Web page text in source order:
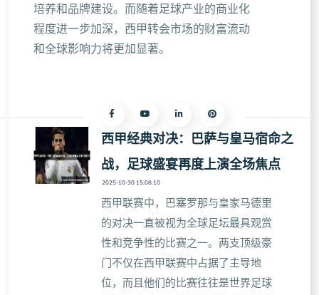
培养和品牌建设。而随着足球产业的商业化
程度进一步加深，西甲转会市场的财富流动
和全球影响力将更加显著。
西甲经典对决：巴萨与皇马宿命之
战，足球盛宴再度上演全场焦点
2025-10-30 15:08:10
西甲联赛中，巴塞罗那与皇家马德里
的对决一直被视为全球足坛最具观赏
性和竞争性的比赛之一。两支顶级豪
门不仅在西甲联赛中占据了主导地
位，而且他们的比赛往往是世界足球